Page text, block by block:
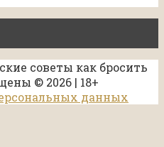
советы как бросить
© 2026 | 18+
данных